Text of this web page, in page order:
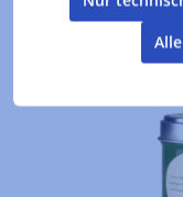
Produktgalerie
Kunden kauften